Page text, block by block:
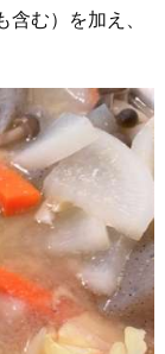
む）を加え、